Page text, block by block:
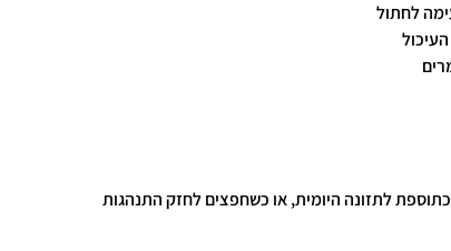
לחתול
לתזונה היומית, או כשחפצים לחזק התנהגות